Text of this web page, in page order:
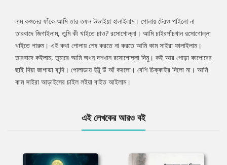
Tab
Article
নাম কওনের ফাঁকে আমি তার তফন উডাইয়া হালাইলাম। পোলায় টেরও পাইলো না
তারবাদে জিগাইলাম, তুমি কী খাইতে চাও? রসোগোল্লা। আমি চাইরপাঁচখান রসোগোল্লা
খাইতে পারুম। এই কথা পোলায় শেষ করতে না করতে আমি কাম সাইরা ফালাইলাম।
তারবাদে কইলাম, তুমারে আমি অখন দশখান রসোগোল্লা দিমু। কই আর পোড়া কাপোরের
ছাই দিয়া জাগাডা বান্দি। পোলাডায় ইট্টু উঁ আঁ করলো। বেশি চিক্কাইর দিলো না। আমি
কাম সাইরা আড়াইসের চাইল লইয়া বাইত আইলাম।
এই লেখকের আরও বই